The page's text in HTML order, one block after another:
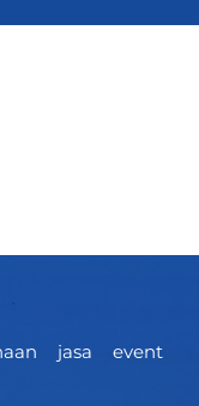
jasa event